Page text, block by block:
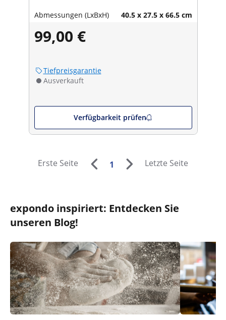
Abmessungen (LxBxH) 40.5 x 27.5 x 66.5 cm
99,00 €
Tiefpreisgarantie
Ausverkauft
Verfügbarkeit prüfen
Erste Seite 1 Letzte Seite
expondo inspiriert: Entdecken Sie
unseren Blog!